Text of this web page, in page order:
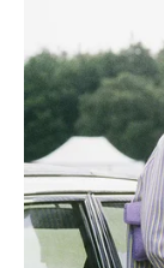
zanimljive
Jedna nova
promijeniti
Promjene
Pred vama su